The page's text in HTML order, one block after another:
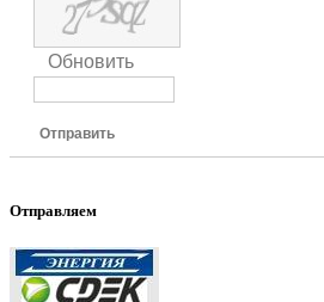
Обновить
Отправить
Отправляем